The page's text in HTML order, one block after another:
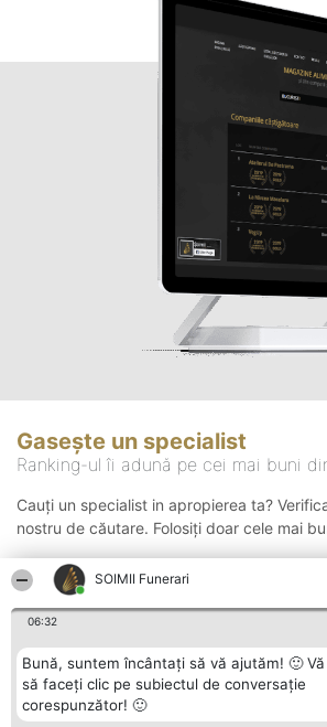
SOIMII Funerari
06:32
Bună, suntem încântați să vă ajutăm! 🙂
să faceți clic pe subiectul de conversație
corespunzător! 🙂
Gasește un specialist
Ranking-ul îi adună pe cei mai buni
Cauți un specialist in apropierea ta?
nostru de căutare. Folosiți doar cele mai